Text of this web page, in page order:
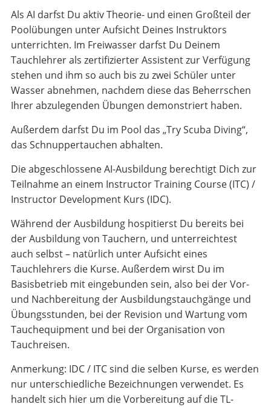
Als AI darfst Du aktiv Theorie- und einen Großteil der
Poolübungen unter Aufsicht Deines Instruktors
unterrichten. Im Freiwasser darfst Du Deinem
Tauchlehrer als zertifizierter Assistent zur Verfügung
stehen und ihm so auch bis zu zwei Schüler unter
Wasser abnehmen, nachdem diese das Beherrschen
Ihrer abzulegenden Übungen demonstriert haben.
Außerdem darfst Du im Pool das „Try Scuba Diving“,
das Schnuppertauchen abhalten.
Die abgeschlossene AI-Ausbildung berechtigt Dich zur
Teilnahme an einem Instructor Training Course (ITC) /
Instructor Development Kurs (IDC).
Während der Ausbildung hospitierst Du bereits bei
der Ausbildung von Tauchern, und unterreichtest
auch selbst – natürlich unter Aufsicht eines
Tauchlehrers die Kurse. Außerdem wirst Du im
Basisbetrieb mit eingebunden sein, also bei der Vor-
und Nachbereitung der Ausbildungstauchgänge und
Übungsstunden, bei der Revision und Wartung vom
Tauchequipment und bei der Organisation von
Tauchreisen.
Anmerkung: IDC / ITC sind die selben Kurse, es werden
nur unterschiedliche Bezeichnungen verwendet. Es
handelt sich hier um die Vorbereitung auf die TL-